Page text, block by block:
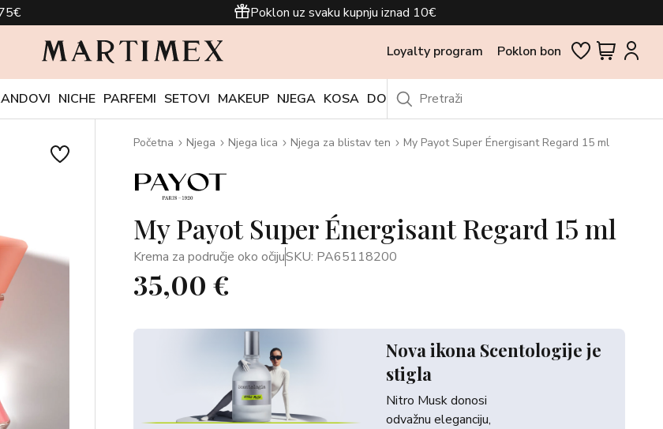
Poklon uz svaku kupnju iznad 10€
Loyalty program Poklon bon
NICHE PARFEMI SETOVI MAKEUP NJEGA KOSA DODACI OUTLET
Početna Njega Njega lica Njega za blistav ten My Payot Super Énergisant Regard 15 ml
My Payot Super Énergisant Regard 15 ml
Krema za područje oko očijuSKU: PA65118200
35,00 €
Nova ikona Scentologije je
stigla
Nitro Musk donosi
odvažnu eleganciju,